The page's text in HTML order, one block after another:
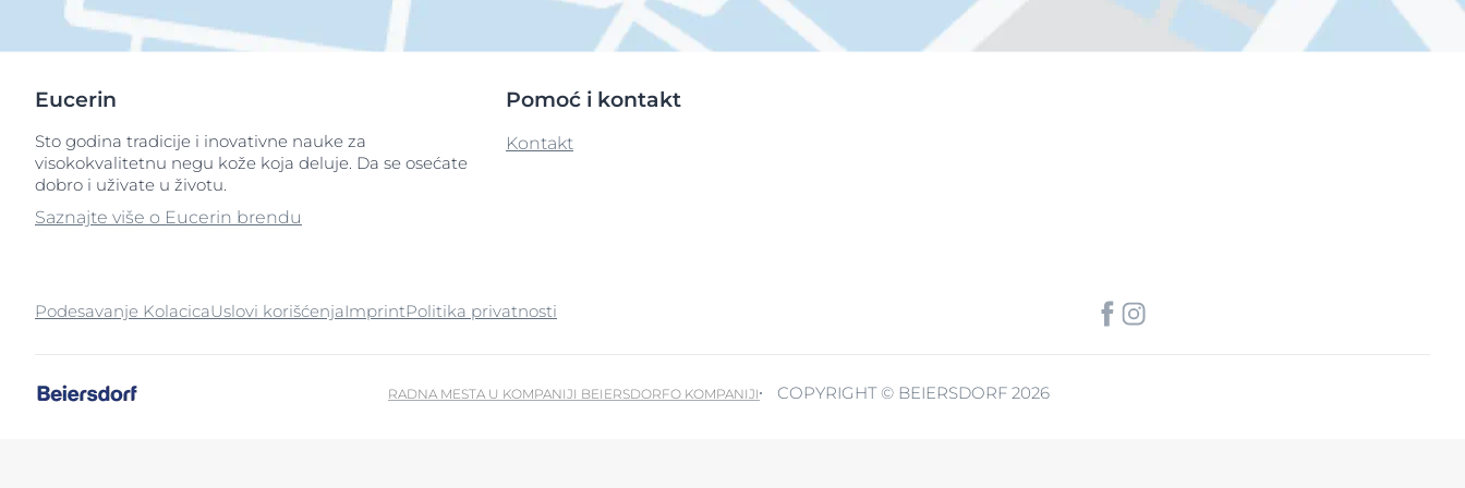
Eucerin
Sto godina tradicije i inovativne nauke za
visokokvalitetnu negu kože koja deluje. Da se osećate
dobro i uživate u životu.
Saznajte više o Eucerin brendu
Pomoć i kontakt
Kontakt
Podesavanje KolacicaUslovi korišćenjaImprintPolitika privatnosti
RADNA MESTA U KOMPANIJI BEIERSDORFO KOMPANIJI COPYRIGHT © BEIERSDORF 2026